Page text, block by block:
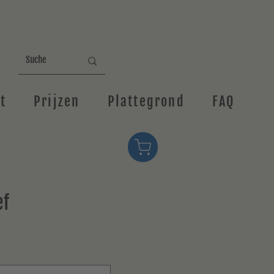
Prijzen Plattegrond FAQ